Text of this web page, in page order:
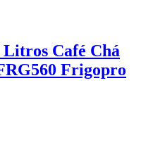
Café Chá
Frigopro